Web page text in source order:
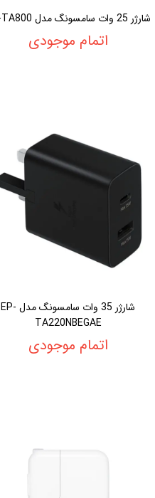
شارژر 25 وات سامسونگ مدل EP-TA800
اتمام موجودی
شارژر 35 وات سامسونگ مدل EP-
TA220NBEGAE
اتمام موجودی